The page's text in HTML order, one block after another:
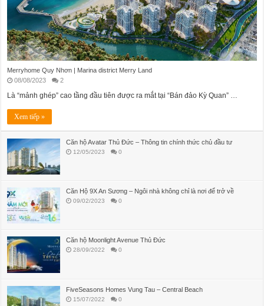
Merryhome Quy Nhơn | Marina district Merry Land
08/08/2023
2
Là “mảnh ghép” cao tầng đầu tiên được ra mắt tại “Bán đảo Kỳ Quan” …
Xem tiếp »
Căn hộ Avatar Thủ Đức – Thông tin chính thức chủ đầu tư
12/05/2023 0
Căn Hộ 9X An Sương – Ngôi nhà không chỉ là nơi để trở về
09/02/2023 0
Căn hộ Moonlight Avenue Thủ Đức
28/09/2022 0
FiveSeasons Homes Vung Tau – Central Beach
15/07/2022 0